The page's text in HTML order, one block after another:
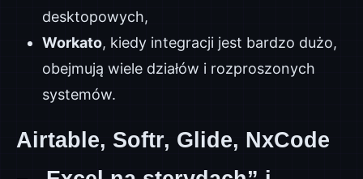
desktopowych,
Workato, kiedy integracji jest bardzo dużo,
obejmują wiele działów i rozproszonych
systemów.
Airtable, Softr, Glide, NxCode